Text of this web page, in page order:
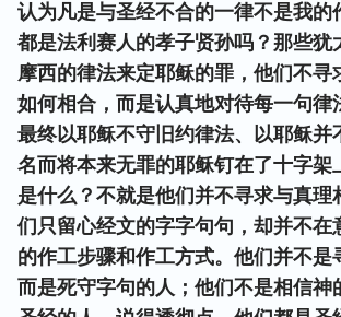
认为凡是与圣经不合的一律不是我的
都是法利赛人的孝子贤孙吗？那些犹
摩西的律法来定耶稣的罪，他们不寻
如何相合，而是认真地对待每一句律
最终以耶稣不守旧约律法、以耶稣并
名而将本来无罪的耶稣钉在了十字架
是什么？不就是他们并不寻求与真理
们只留心经文的字字句句，却并不在
的作工步骤和作工方式。他们并不是
而是死守字句的人；他们不是相信神